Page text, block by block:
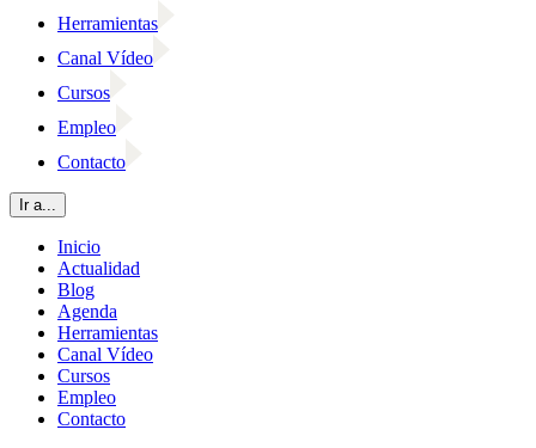
Herramientas
Canal Vídeo
Cursos
Empleo
Contacto
Ir a...
Inicio
Actualidad
Blog
Agenda
Herramientas
Canal Vídeo
Cursos
Empleo
Contacto